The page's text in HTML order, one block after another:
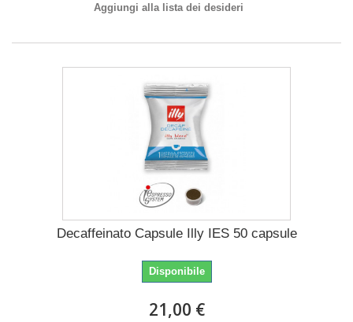
Aggiungi alla lista dei desideri
Decaffeinato Capsule Illy IES 50 capsule
Disponibile
21,00 €